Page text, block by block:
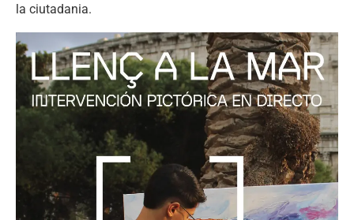
la ciutadania.